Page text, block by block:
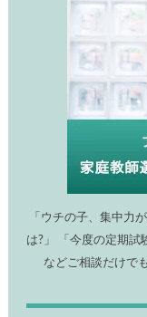
「ウチの子、集中力
は?」 「今度の定期試
などご相談だけで